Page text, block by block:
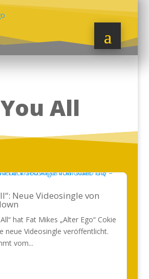
All
Neue Videosingle von
hat Fat Mikes „Alter Ego“ Cokie
neue Videosingle veröffentlicht.
vom...